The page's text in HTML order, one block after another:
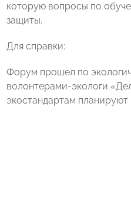
которую вопросы по
защиты.
Для справки:
Форум прошел по
волонтерами-экологи
экостандартам